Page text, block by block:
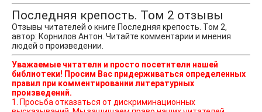
Последняя крепость. Том 2 отзывы
Отзывы читателей о книге Последняя крепость. Том 2,
автор: Корнилов Антон. Читайте комментарии и мнения
людей о произведении.
Уважаемые читатели и просто посетители нашей
библиотеки! Просим Вас придерживаться определенных
правил при комментировании литературных
произведений.
1. Просьба отказаться от дискриминационных